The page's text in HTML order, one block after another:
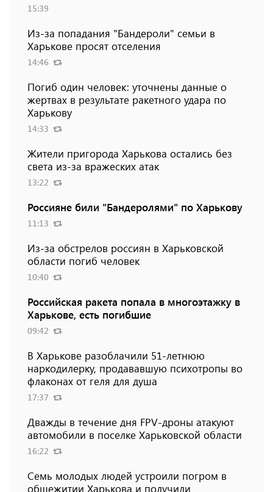
15:39
Из-за попадания "Бандероли" семьи в
Харькове просят отселения
14:46
Погиб один человек: уточнены данные о
жертвах в результате ракетного удара по
Харькову
14:33
Жители пригорода Харькова остались без
света из-за вражеских атак
13:22
Россияне били "Бандеролями" по Харькову
11:13
Из-за обстрелов россиян в Харьковской
области погиб человек
10:40
Российская ракета попала в многоэтажку в
Харькове, есть погибшие
09:42
В Харькове разоблачили 51-летнюю
наркодилерку, продававшую психотропы во
флаконах от геля для душа
17:37
Дважды в течение дня FPV-дроны атакуют
автомобили в поселке Харьковской области
16:22
Семь молодых людей устроили погром в
общежитии Харькова и получили